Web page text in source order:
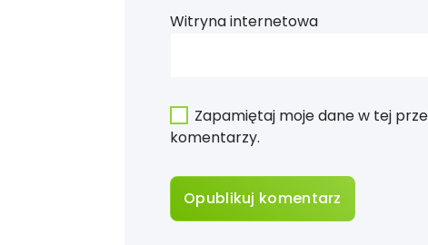
Witryna internetowa
Zapamiętaj moje dane w tej
komentarzy.